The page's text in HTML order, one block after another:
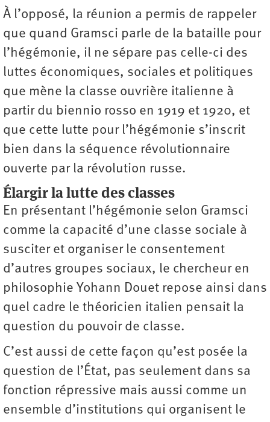
À l’opposé, la réunion a permis de rappeler
que quand Gramsci parle de la bataille pour
l’hégémonie, il ne sépare pas celle-ci des
luttes économiques, sociales et politiques
que mène la classe ouvrière italienne à
partir du ­biennio rosso en 1919 et 1920, et
que cette lutte pour l’hégémonie s’inscrit
bien dans la séquence révolutionnaire
ouverte par la révolution russe.
Élargir la lutte des classes
En présentant l’hégémonie selon Gramsci
comme la capacité d’une classe sociale à
susciter et organiser le consentement
d’autres groupes sociaux, le chercheur en
philosophie Yohann Douet repose ainsi dans
quel cadre le théoricien italien pensait la
question du pouvoir de classe.
C’est aussi de cette façon qu’est posée la
question de l’État, pas seulement dans sa
fonction répressive mais aussi comme un
ensemble d’institutions qui organisent le